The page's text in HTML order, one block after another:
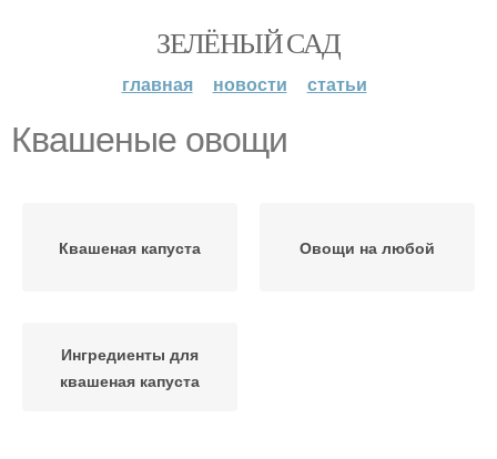
ЗЕЛЁНЫЙ САД
главная новости статьи
Квашеные овощи
Квашеная капуста Овощи на любой
Ингредиенты для
квашеная капуста